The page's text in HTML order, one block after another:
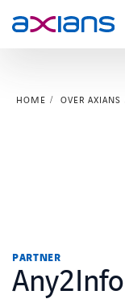
OVER
NIEUWS &
HOME OVER AXIANS
PARTNER
Any2Info